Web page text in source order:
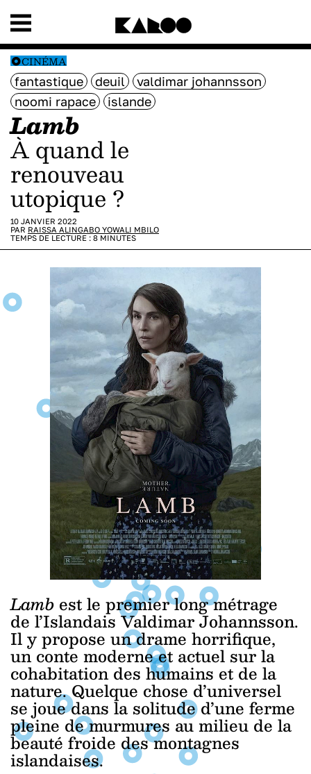
CINÉMA
fantastique deuil
valdimar johannsson
noomi rapace
islande
Lamb
À quand le
renouveau
utopique ?
10 JANVIER 2022
PAR RAISSA ALINGABO YOWALI MBILO
TEMPS DE LECTURE : 8 MINUTES
Lamb est le premier long métrage
de l’Islandais Valdimar Johannsson.
Il y propose un drame horrifique,
un conte moderne et actuel sur la
cohabitation des humains et de la
nature. Quelque chose d’universel
se joue dans la solitude d’une ferme
pleine de murmures au milieu de la
beauté froide des montagnes
islandaises.